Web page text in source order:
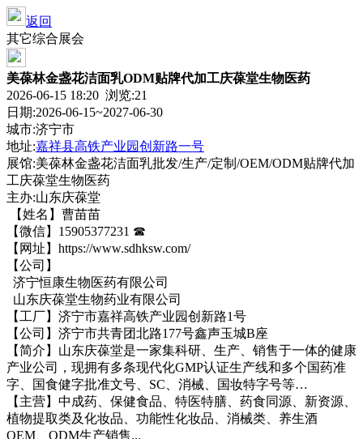
返回
其它综合展会
美葆林金盏花洁面乳ODM贴牌代加工庆葆堂生物医药
2026-06-15 18:20 浏览:21
日期:2026-06-15~2027-06-30
城市:济宁市
地址:嘉祥县高铁产业园创新路一号
展馆:美葆林金盏花洁面乳批发/生产/定制/OEM/ODM贴牌代加
工庆葆堂生物医药
主办:山东庆葆堂
【姓名】曹苗苗
【微信】15905377231 ☎
【网址】https://www.sdhksw.com/
【公司】
济宁恒康生物医药有限公司
山东庆葆堂生物药业有限公司
【工厂】济宁市嘉祥高铁产业园创新路1号
【公司】济宁市共青团北路177号鑫声玉城B座
【简介】山东庆葆堂是一家集科研、生产、销售于一体的健康
产业公司，现拥有多条现代化GMP认证生产线和多个国药准
字、国食健字批准文号、SC、消械、国妆特字号等…
【主营】中成药、保健食品、特医特膳、药食同源、新资源、
植物提取类及化妆品、功能性化妆品、消械类、养生酒
OEM、ODM生产销售...